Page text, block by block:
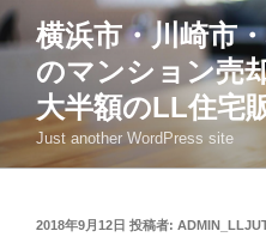
コ
ン
横浜市・川崎市
のマンション売
大半額のLL住宅
Just another WordPress site
投
2018年9月12日 投稿者: